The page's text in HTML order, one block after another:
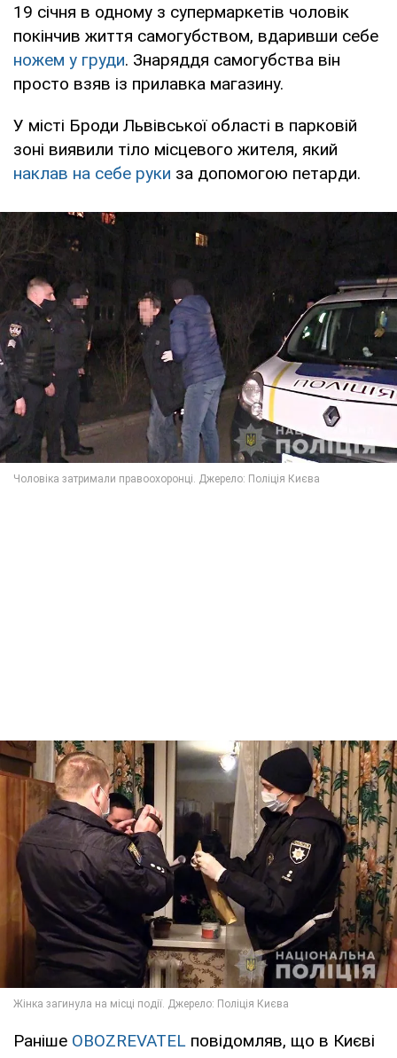
19 січня в одному з супермаркетів чоловік
покінчив життя самогубством, вдаривши себе
ножем у груди. Знаряддя самогубства він
просто взяв із прилавка магазину.
У місті Броди Львівської області в парковій
зоні виявили тіло місцевого жителя, який
наклав на себе руки за допомогою петарди.
Раніше OBOZREVATEL повідомляв, що в Києві